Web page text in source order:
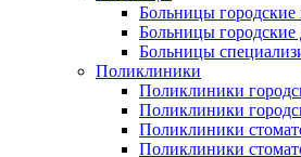
Больницы городские
Больницы городские
Больницы
Поликлиники
Поликлиники
Поликлиники
Поликлиники
Поликлиники